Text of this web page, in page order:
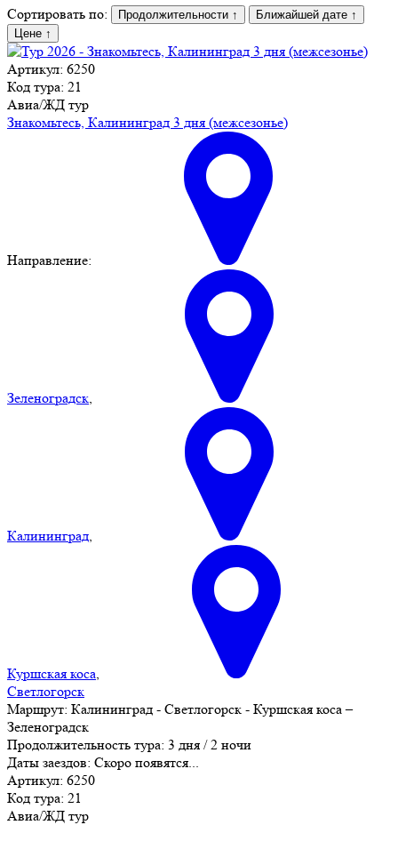
Сортировать по: Продолжительности ↑ Ближайшей дате ↑
Цене ↑
Артикул: 6250
Код тура: 21
Авиа/ЖД тур
Знакомьтесь, Калининград 3 дня (межсезонье)
Направление:
Зеленоградск,
Калининград,
Куршская коса,
Светлогорск
Маршрут: Калининград - Светлогорск - Куршская коса –
Зеленоградск
Продолжительность тура: 3 дня / 2 ночи
Даты заездов: Скоро появятся...
Артикул: 6250
Код тура: 21
Авиа/ЖД тур